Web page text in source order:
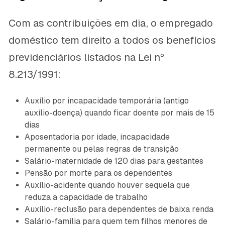
Com as contribuições em dia, o empregado
doméstico tem direito a todos os benefícios
previdenciários listados na Lei nº
8.213/1991:
Auxílio por incapacidade temporária (antigo
auxílio-doença) quando ficar doente por mais de 15
dias
Aposentadoria por idade, incapacidade
permanente ou pelas regras de transição
Salário-maternidade de 120 dias para gestantes
Pensão por morte para os dependentes
Auxílio-acidente quando houver sequela que
reduza a capacidade de trabalho
Auxílio-reclusão para dependentes de baixa renda
Salário-família para quem tem filhos menores de